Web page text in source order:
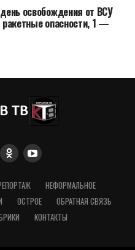
освобождения от ВСУ
ракетные опасности, 1 —
НЕФОРМАЛЬНОЕ
ОСТРОЕ
ОБРАТНАЯ СВЯЗЬ
КОНТАКТЫ